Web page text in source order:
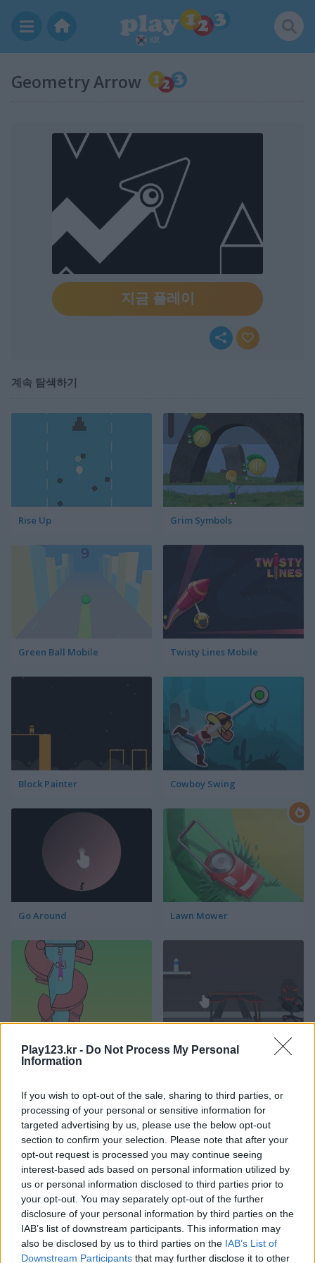
Play123.kr - Do Not Process My Personal
Information
If you wish to opt-out of the sale, sharing to third parties, or
processing of your personal or sensitive information for
targeted advertising by us, please use the below opt-out
section to confirm your selection. Please note that after your
opt-out request is processed you may continue seeing
interest-based ads based on personal information utilized by
us or personal information disclosed to third parties prior to
your opt-out. You may separately opt-out of the further
disclosure of your personal information by third parties on the
IAB’s list of downstream participants. This information may
also be disclosed by us to third parties on the IAB’s List of
Downstream Participants that may further disclose it to other
KR
Geometry Arrow
지금 플레이
계속 탐색하기
Rise Up Grim Symbols
Green Ball Mobile Twisty Lines Mobile
Block Painter Cowboy Swing
Go Around Lawn Mower
Tower Fall Bottle Flip Mobile
Rising Squares Slime Road
관련 카테고리
음악